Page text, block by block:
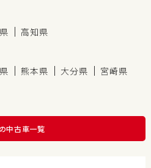
高知県
熊本県 大分県
宮崎県
中古車一覧